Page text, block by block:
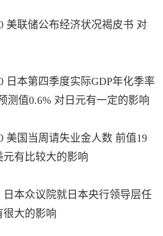
美联储公布经济状况褐皮书 对
日本第四季度实际GDP年化季率
测值0.6% 对日元有一定的影响
美国当周请失业金人数 前值19
有比较大的影响
日本众议院就日本央行领导层任
很大的影响